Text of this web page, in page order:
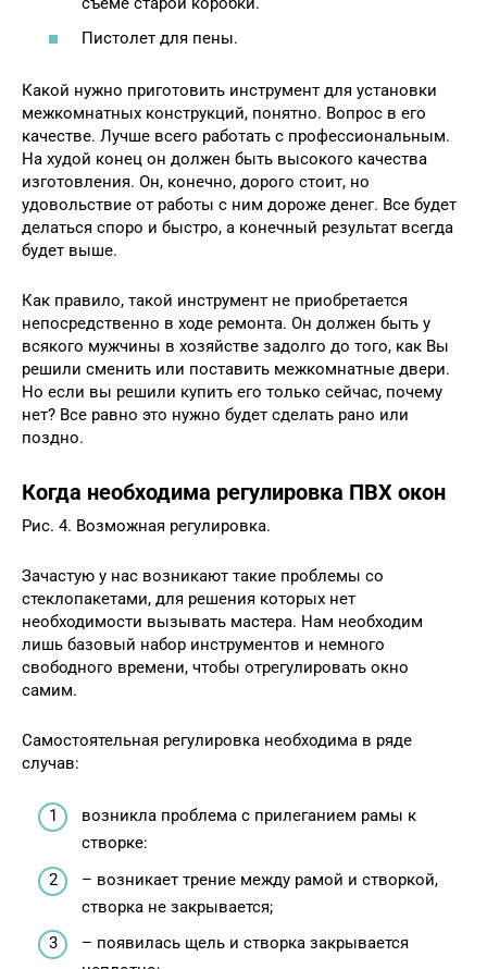
Пистолет для пены.
Какой нужно приготовить инструмент для установки
межкомнатных конструкций, понятно. Вопрос в его
качестве. Лучше всего работать с профессиональным.
На худой конец он должен быть высокого качества
изготовления. Он, конечно, дорого стоит, но
удовольствие от работы с ним дороже денег. Все будет
делаться споро и быстро, а конечный результат всегда
будет выше.
Как правило, такой инструмент не приобретается
непосредственно в ходе ремонта. Он должен быть у
всякого мужчины в хозяйстве задолго до того, как Вы
решили сменить или поставить межкомнатные двери.
Но если вы решили купить его только сейчас, почему
нет? Все равно это нужно будет сделать рано или
поздно.
Когда необходима регулировка ПВХ окон
Рис. 4. Возможная регулировка.
Зачастую у нас возникают такие проблемы со
стеклопакетами, для решения которых нет
необходимости вызывать мастера. Нам необходим
лишь базовый набор инструментов и немного
свободного времени, чтобы отрегулировать окно
самим.
Самостоятельная регулировка необходима в ряде
случав:
возникла проблема с прилеганием рамы к
створке:
– возникает трение между рамой и створкой,
створка не закрывается;
– появилась щель и створка закрывается